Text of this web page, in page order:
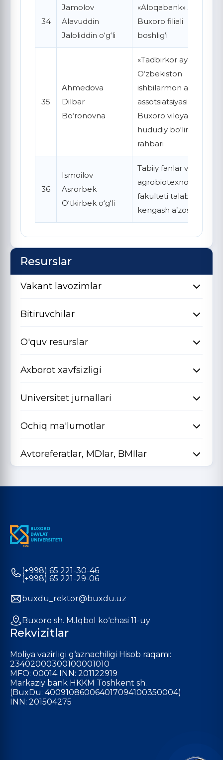
34
Jamolov
Alavuddin
Jaloliddin o‘g‘li
«Aloqabank» ATB
Buxoro filiali
boshlig‘i
35
Ahmedova
Dilbar
Bo‘ronovna
«Tadbirkor ayol»
O‘zbekiston
ishbilarmon ayollar
assotsiatsiyasi
Buxoro viloyati
hududiy bo‘linmasi
rahbari
36
Ismoilov
Asrorbek
O‘tkirbek o‘g‘li
Tabiiy fanlar va
agrobiotexnologiya
fakulteti talabasi,
kengash a’zosi
Resurslar
Vakant lavozimlar
Bitiruvchilar
O'quv resurslar
Axborot xavfsizligi
Universitet jurnallari
Ochiq ma'lumotlar
Avtoreferatlar, MDlar, BMIlar
(+998) 65 221-30-46
(+998) 65 221-29-06
buxdu_rektor@buxdu.uz
Buxoro sh. M.Iqbol ko‘chasi 11-uy
Rekvizitlar
Moliya vazirligi g‘aznachiligi Hisob raqami:
23402000300100001010
MFO: 00014 INN: 201122919
Markaziy bank HKKM Toshkent sh.
(BuxDu: 400910860064017094100350004)
INN: 201504275